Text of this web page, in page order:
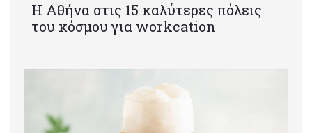
Η Αθήνα στις 15 καλύτερες πόλεις
του κόσμου για workcation